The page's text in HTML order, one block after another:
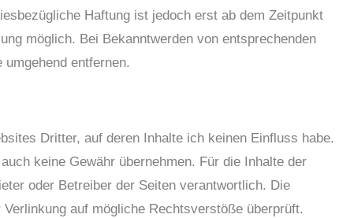
Haftung ist jedoch erst ab dem Zeitpunkt
möglich. Bei Bekanntwerden von entsprechenden
entfernen.
Dritter, auf deren Inhalte ich keinen Einfluss habe.
keine Gewähr übernehmen. Für die Inhalte der
oder Betreiber der Seiten verantwortlich. Die
auf mögliche Rechtsverstöße überprüft.